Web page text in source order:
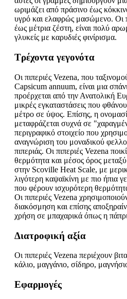
ωριμάζει από πράσινο έως
υγρό και ελαφρώς μασώμενο. Οι
έως μέτρια ζέστη, είναι πολύ
γλυκείς με καρυδιές φινίρισμα.
Τρέχοντα γεγονότα
Οι πιπεριές Vezena, που
Capsicum annuum, είναι μια
προέρχεται από την Ανατολική
μικρές εγκαταστάσεις που
μέτρο σε ύψος. Επίσης, η
μεταφράζεται συχνά σε
περιγραφικό στοιχείο που
αναγνώριση του μοναδικού
πιπεριάς. Οι πιπεριές Vezena
θερμότητα και μέσος όρος
στην Scoville Heat Scale, με
λιγότερη καψαϊκίνη με πιο ήπια
που φέρουν ισχυρότερη
Οι πιπεριές Vezena
διακόσμηση και επίσης
χρήση σε μπαχαρικά όπως η
Διατροφική αξία
Οι πιπεριές Vezena περιέχουν
κάλιο, μαγγάνιο, σίδηρο,
Εφαρμογές